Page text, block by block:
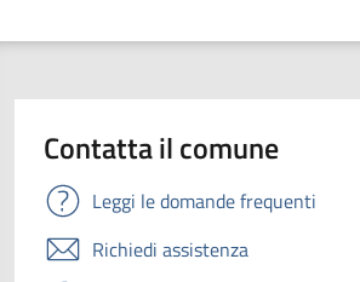
Contatta il comune
Leggi le domande frequenti
Richiedi assistenza